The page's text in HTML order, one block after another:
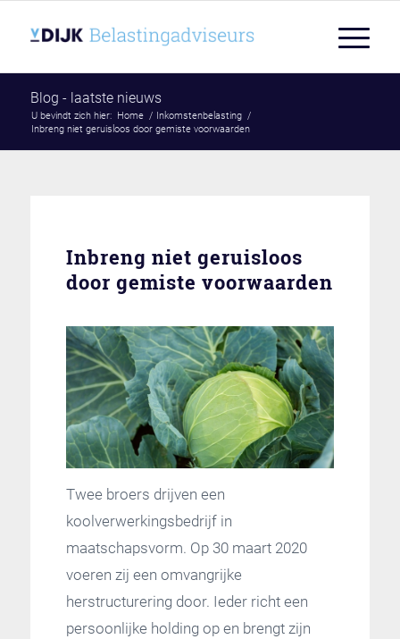
Blog - laatste nieuws
U bevindt zich hier: Home / Inkomstenbelasting /
Inbreng niet geruisloos door gemiste voorwaarden
Inbreng niet geruisloos
door gemiste voorwaarden
Twee broers drijven een
koolverwerkingsbedrijf in
maatschapsvorm. Op 30 maart 2020
voeren zij een omvangrijke
herstructurering door. Ieder richt een
persoonlijke holding op en brengt zijn